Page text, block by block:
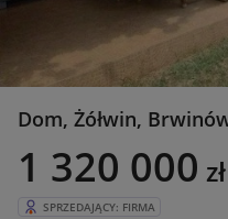
Dom, Żółwin,
1 320 000 zł
SPRZEDAJĄCY: FIRMA